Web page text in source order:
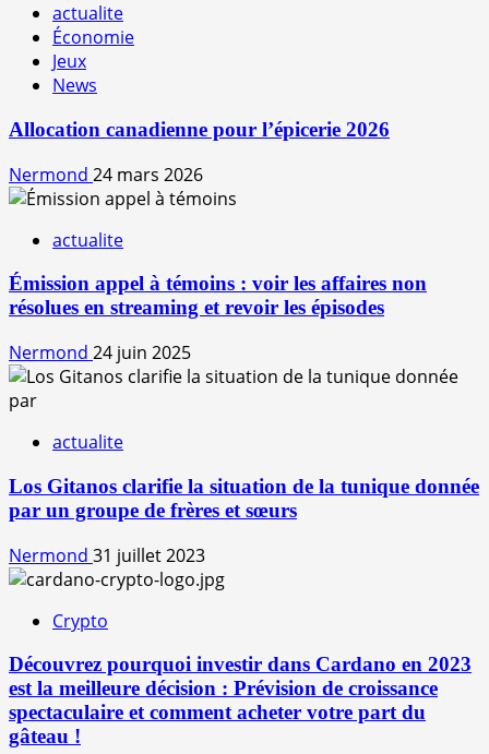
actualite
Économie
Jeux
News
Allocation canadienne pour l’épicerie 2026
Nermond 24 mars 2026
actualite
Émission appel à témoins : voir les affaires non
résolues en streaming et revoir les épisodes
Nermond 24 juin 2025
actualite
Los Gitanos clarifie la situation de la tunique donnée
par un groupe de frères et sœurs
Nermond 31 juillet 2023
Crypto
Découvrez pourquoi investir dans Cardano en 2023
est la meilleure décision : Prévision de croissance
spectaculaire et comment acheter votre part du
gâteau !